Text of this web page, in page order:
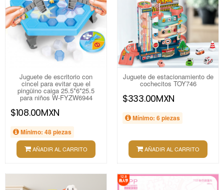
Juguete de escritorio con
cincel para evitar que el
pingüino caiga 25.5*6*25.5
para niños W-FYZW6944
$108.00MXN
Mínimo: 48 piezas
AÑADIR AL CARRITO
Juguete de estacionamiento de
cochecitos TOY746
$333.00MXN
Mínimo: 6 piezas
AÑADIR AL CARRITO